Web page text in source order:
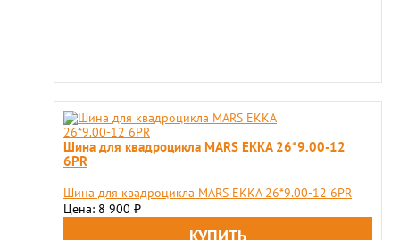
Шина для квадроцикла MARS EKKA 26*9.00-12
6PR
Шина для квадроцикла MARS EKKA 26*9.00-12 6PR
Цена: 8 900 ₽